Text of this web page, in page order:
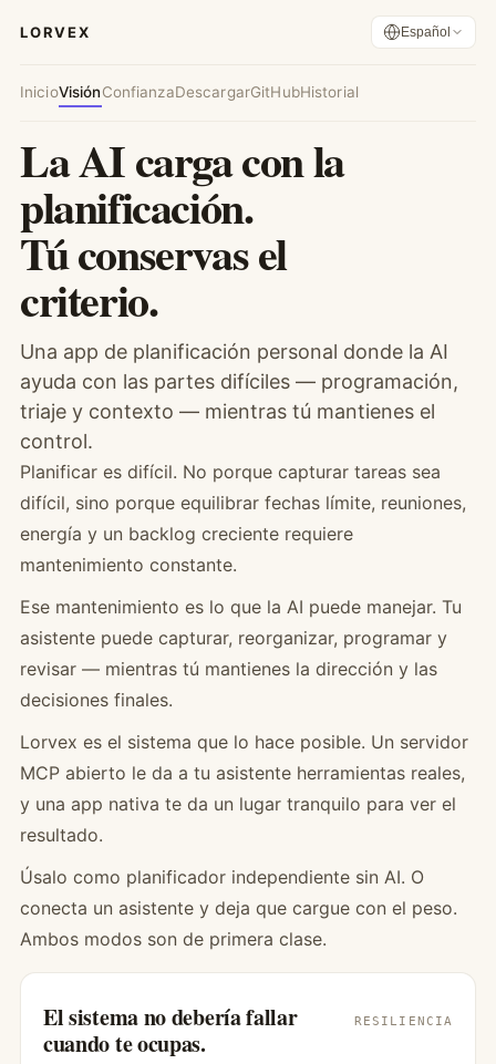
LORVEX Español
InicioVisiónConfianzaDescargarGitHubHistorial
La AI carga con la
planificación.
Tú conservas el
criterio.
Una app de planificación personal donde la AI
ayuda con las partes difíciles — programación,
triaje y contexto — mientras tú mantienes el
control.
Planificar es difícil. No porque capturar tareas sea
difícil, sino porque equilibrar fechas límite, reuniones,
energía y un backlog creciente requiere
mantenimiento constante.
Ese mantenimiento es lo que la AI puede manejar. Tu
asistente puede capturar, reorganizar, programar y
revisar — mientras tú mantienes la dirección y las
decisiones finales.
Lorvex es el sistema que lo hace posible. Un servidor
MCP abierto le da a tu asistente herramientas reales,
y una app nativa te da un lugar tranquilo para ver el
resultado.
Úsalo como planificador independiente sin AI. O
conecta un asistente y deja que cargue con el peso.
Ambos modos son de primera clase.
El sistema no debería fallar
cuando te ocupas.
RESILIENCIA